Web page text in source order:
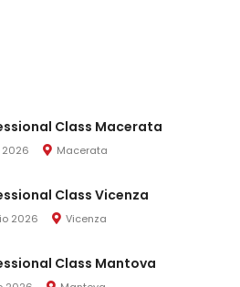
Class Macerata
2026 Macerata
Class Vicenza
2026 Vicenza
Class Mantova